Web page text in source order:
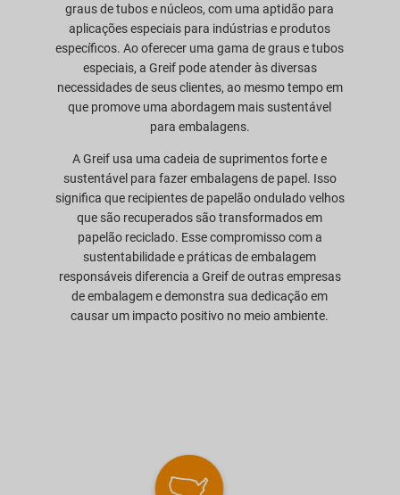
graus de tubos e núcleos, com uma aptidão para
aplicações especiais para indústrias e produtos
específicos. Ao oferecer uma gama de graus e tubos
especiais, a Greif pode atender às diversas
necessidades de seus clientes, ao mesmo tempo em
que promove uma abordagem mais sustentável
para embalagens.
A Greif usa uma cadeia de suprimentos forte e
sustentável para fazer embalagens de papel. Isso
significa que recipientes de papelão ondulado velhos
que são recuperados são transformados em
papelão reciclado. Esse compromisso com a
sustentabilidade e práticas de embalagem
responsáveis diferencia a Greif de outras empresas
de embalagem e demonstra sua dedicação em
causar um impacto positivo no meio ambiente.